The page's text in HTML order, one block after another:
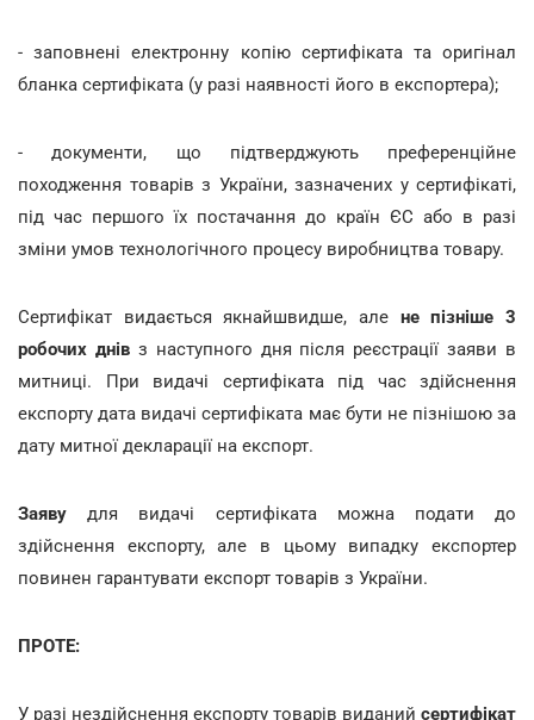
- заповнені електронну копію сертифіката та оригінал
бланка сертифіката (у разі наявності його в експортера);
- документи, що підтверджують преференційне
походження товарів з України, зазначених у сертифікаті,
під час першого їх постачання до країн ЄС або в разі
зміни умов технологічного процесу виробництва товару.
Сертифікат видається якнайшвидше, але не пізніше 3
робочих днівз наступного дня після реєстрації заяви в
митниці. При видачі сертифіката під час здійснення
експорту дата видачі сертифіката має бути не пізнішою за
дату митної декларації на експорт.
Заяву для видачі сертифіката можна подати до
здійснення експорту, але в цьому випадку експортер
повинен гарантувати експорт товарів з України.
ПРОТЕ:
У разі нездійснення експорту товарів виданий сертифікат